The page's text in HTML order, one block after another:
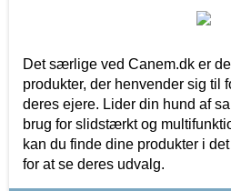
Det særlige ved Canem.dk er
produkter, der henvender sig til
deres ejere. Lider din hund af
brug for slidstærkt og
kan du finde dine produkter i
for at se deres udvalg.